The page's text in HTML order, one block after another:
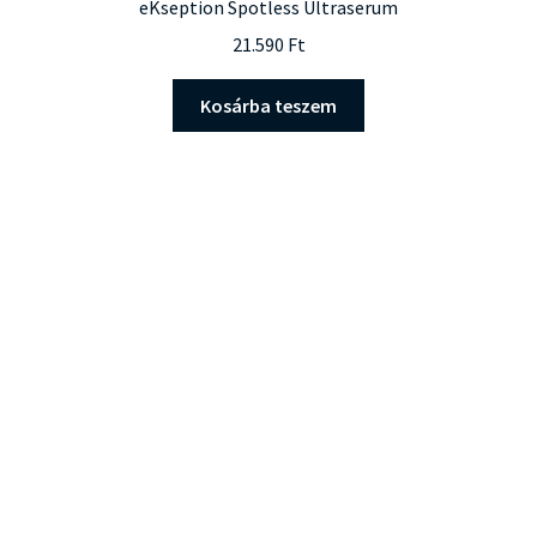
eKseption Spotless Ultraserum
21.590 Ft
Kosárba teszem